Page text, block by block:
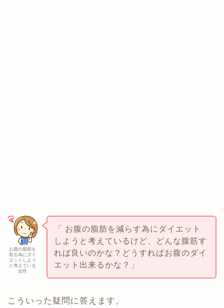
お腹の脂肪を
取る為にダイ
エットしよう
と考えている
女性
「 お腹の脂肪を減らす為にダイエット
しようと考えているけど、どんな腹筋す
れば良いのかな？どうすればお腹のダイ
エット出来るかな？」
こういった疑問に答えます。